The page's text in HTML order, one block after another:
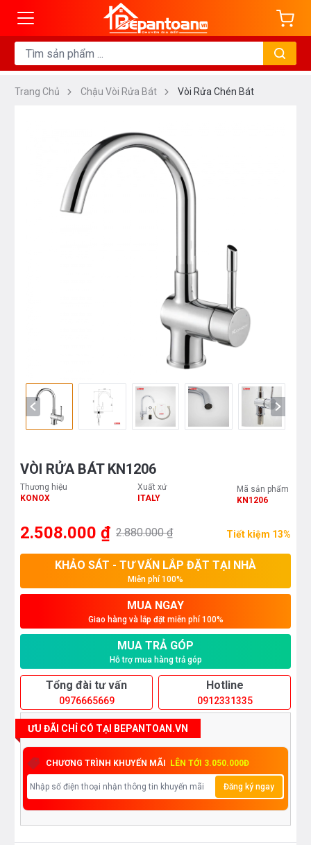
Trang Chủ Chậu Vòi Rửa Bát Vòi Rửa Chén Bát
VÒI RỬA BÁT KN1206
Thương hiệu
KONOX
Xuất xứ
ITALY
Mã sản phẩm
KN1206
2.508.000 ₫ 2.880.000 ₫ Tiết kiệm 13%
KHẢO SÁT - TƯ VẤN LẮP ĐẶT TẠI NHÀ
Miễn phí 100%
MUA NGAY
Giao hàng và lắp đặt miễn phí 100%
MUA TRẢ GÓP
Hỗ trợ mua hàng trả góp
Tổng đài tư vấn
0976665669
Hotline
0912331335
ƯU ĐÃI CHỈ CÓ TẠI BEPANTOAN.VN
CHƯƠNG TRÌNH KHUYẾN MÃI LÊN TỚI 3.050.000Đ
Đăng ký ngay